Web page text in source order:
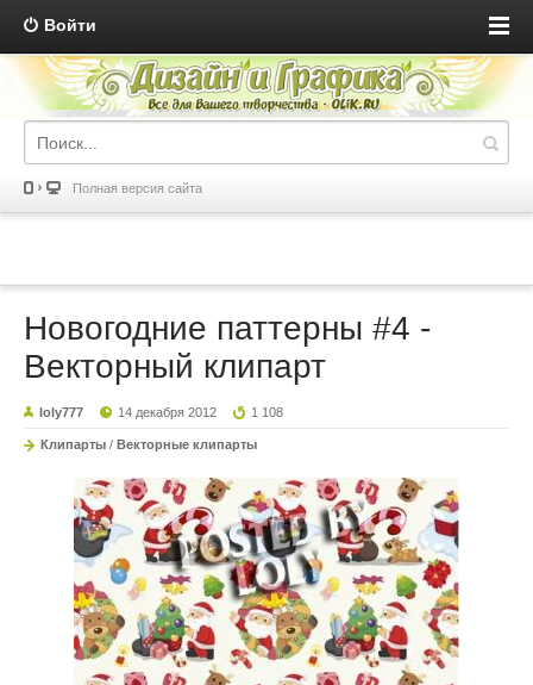
Войти
Полная версия сайта
Новогодние паттерны #4 -
Векторный клипарт
loly777 14 декабря 2012 1 108
Клипарты / Векторные клипарты